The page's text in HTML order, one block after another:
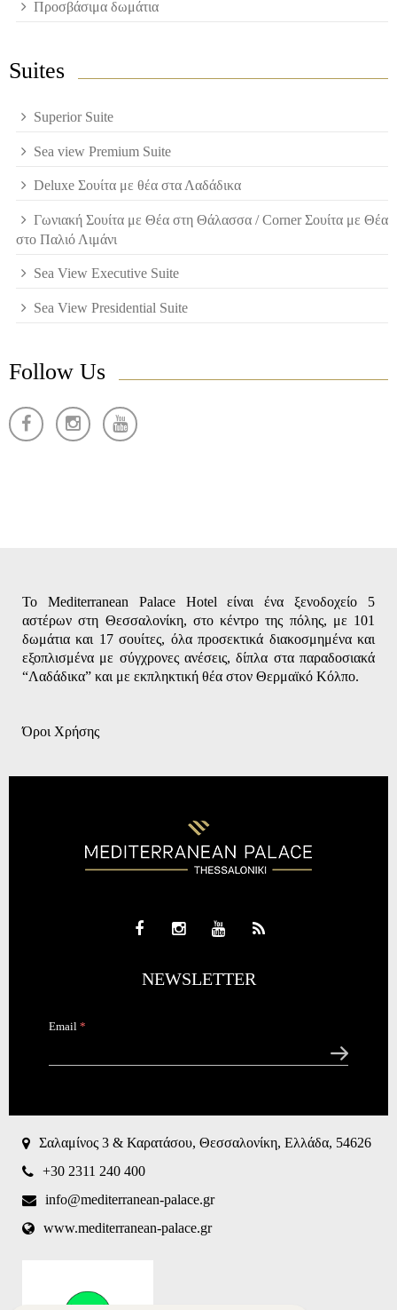
Προσβάσιμα δωμάτια
Suites
Superior Suite
Sea view Premium Suite
Deluxe Σουίτα με θέα στα Λαδάδικα
Γωνιακή Σουίτα με Θέα στη Θάλασσα / Corner Σουίτα με Θέα
στο Παλιό Λιμάνι
Sea View Executive Suite
Sea View Presidential Suite
Follow Us
Το Mediterranean Palace Hotel είναι ένα ξενοδοχείο 5
αστέρων στη Θεσσαλονίκη, στο κέντρο της πόλης, με 101
δωμάτια και 17 σουίτες, όλα προσεκτικά διακοσμημένα και
εξοπλισμένα με σύγχρονες ανέσεις, δίπλα στα παραδοσιακά
“Λαδάδικα” και με εκπληκτική θέα στον Θερμαϊκό Κόλπο.
Όροι Χρήσης
NEWSLETTER
Email *
question is
whether or
not you are
visitor and
automated
Σαλαμίνος 3 & Καρατάσου, Θεσσαλονίκη, Ελλάδα, 54626
+30 2311 240 400
info@mediterranean-palace.gr
www.mediterranean-palace.gr